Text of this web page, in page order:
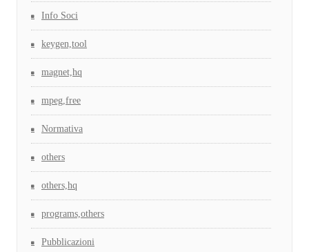
Info Soci
keygen,tool
magnet,hq
mpeg,free
Normativa
others
others,hq
programs,others
Pubblicazioni